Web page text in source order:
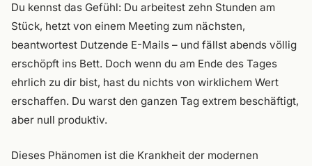
Du kennst das Gefühl: Du arbeitest zehn Stunden am
Stück, hetzt von einem Meeting zum nächsten,
beantwortest Dutzende E-Mails – und fällst abends völlig
erschöpft ins Bett. Doch wenn du am Ende des Tages
ehrlich zu dir bist, hast du nichts von wirklichem Wert
erschaffen. Du warst den ganzen Tag extrem beschäftigt,
aber null produktiv.
Dieses Phänomen ist die Krankheit der modernen